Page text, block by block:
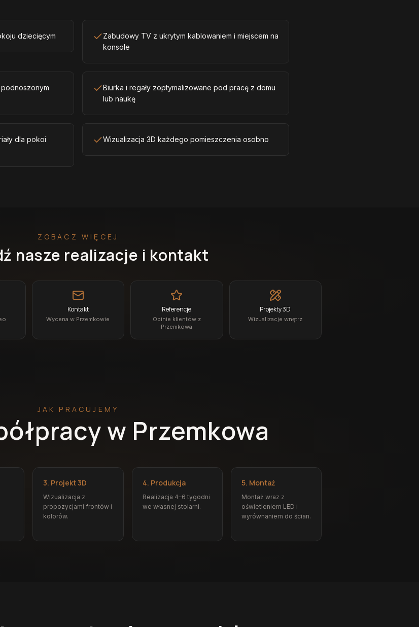
dziecięcym
Zabudowy TV z ukrytym kablowaniem i miejscem na
konsole
Biurka i regały zoptymalizowane pod pracę z domu
lub naukę
dla pokoi
Wizualizacja 3D każdego pomieszczenia osobno
ZOBACZ WIĘCEJ
nasze realizacje i kontakt
Kontakt
Wycena w Przemkowie
Referencje
Opinie klientów z
Przemkowa
Projekty 3D
Wizualizacje wnętrz
JAK PRACUJEMY
w Przemkowa
3. Projekt 3D
Wizualizacja z
propozycjami frontów i
kolorów.
4. Produkcja
Realizacja 4–6 tygodni
we własnej stolarni.
5. Montaż
Montaż wraz z
oświetleniem LED i
wyrównaniem do ścian.